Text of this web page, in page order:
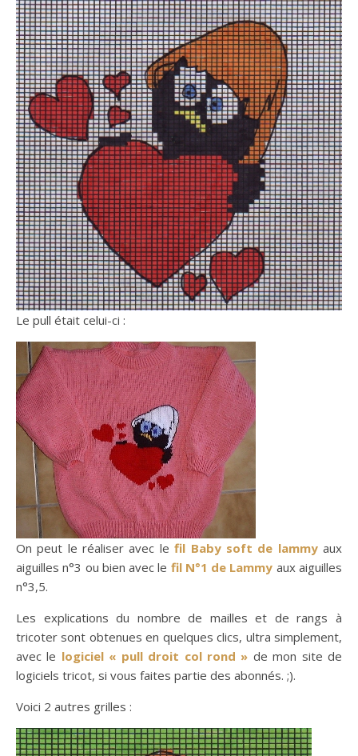
Le pull était celui-ci :
On peut le réaliser avec lefil Baby soft de lammyaux
aiguilles n°3 ou bien avec le fil N°1 de Lammy aux aiguilles
n°3,5.
Les explications du nombre de mailles et de rangs à
tricoter sont obtenues en quelques clics, ultra simplement,
avec le logiciel « pull droit col rond » de mon site de
logiciels tricot, si vous faites partie des abonnés. ;).
Voici 2 autres grilles :